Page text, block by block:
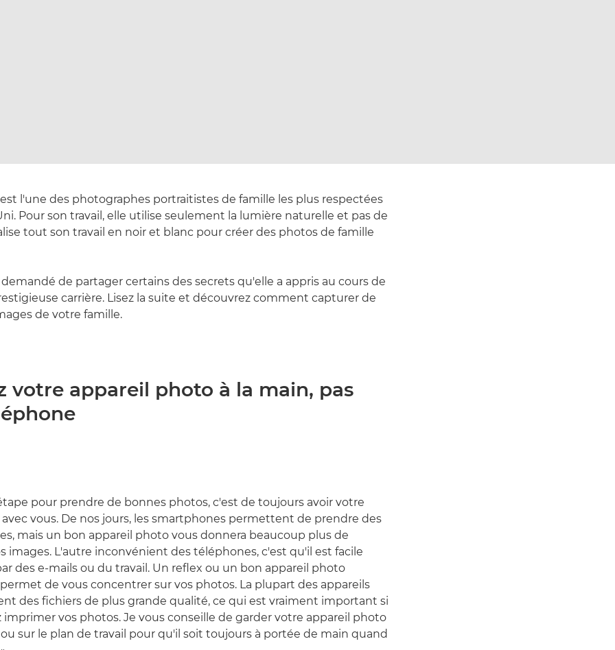
l'une des photographes portraitistes de famille les plus respectées
Pour son travail, elle utilise seulement la lumière naturelle et pas de
tout son travail en noir et blanc pour créer des photos de famille
de partager certains des secrets qu'elle a appris au cours de
carrière. Lisez la suite et découvrez comment capturer de
de votre famille.
votre appareil photo à la main, pas
pour prendre de bonnes photos, c'est de toujours avoir votre
vous. De nos jours, les smartphones permettent de prendre des
mais un bon appareil photo vous donnera beaucoup plus de
images. L'autre inconvénient des téléphones, c'est qu'il est facile
des e-mails ou du travail. Un reflex ou un bon appareil photo
de vous concentrer sur vos photos. La plupart des appareils
des fichiers de plus grande qualité, ce qui est vraiment important si
imprimer vos photos. Je vous conseille de garder votre appareil photo
sur le plan de travail pour qu'il soit toujours à portée de main quand